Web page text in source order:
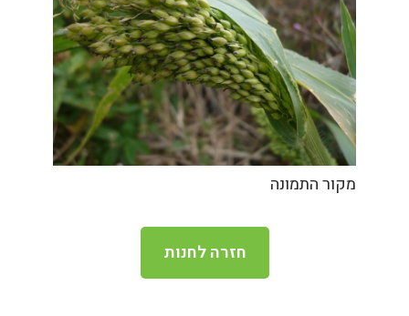
מקור התמונה
חזרה לחנות